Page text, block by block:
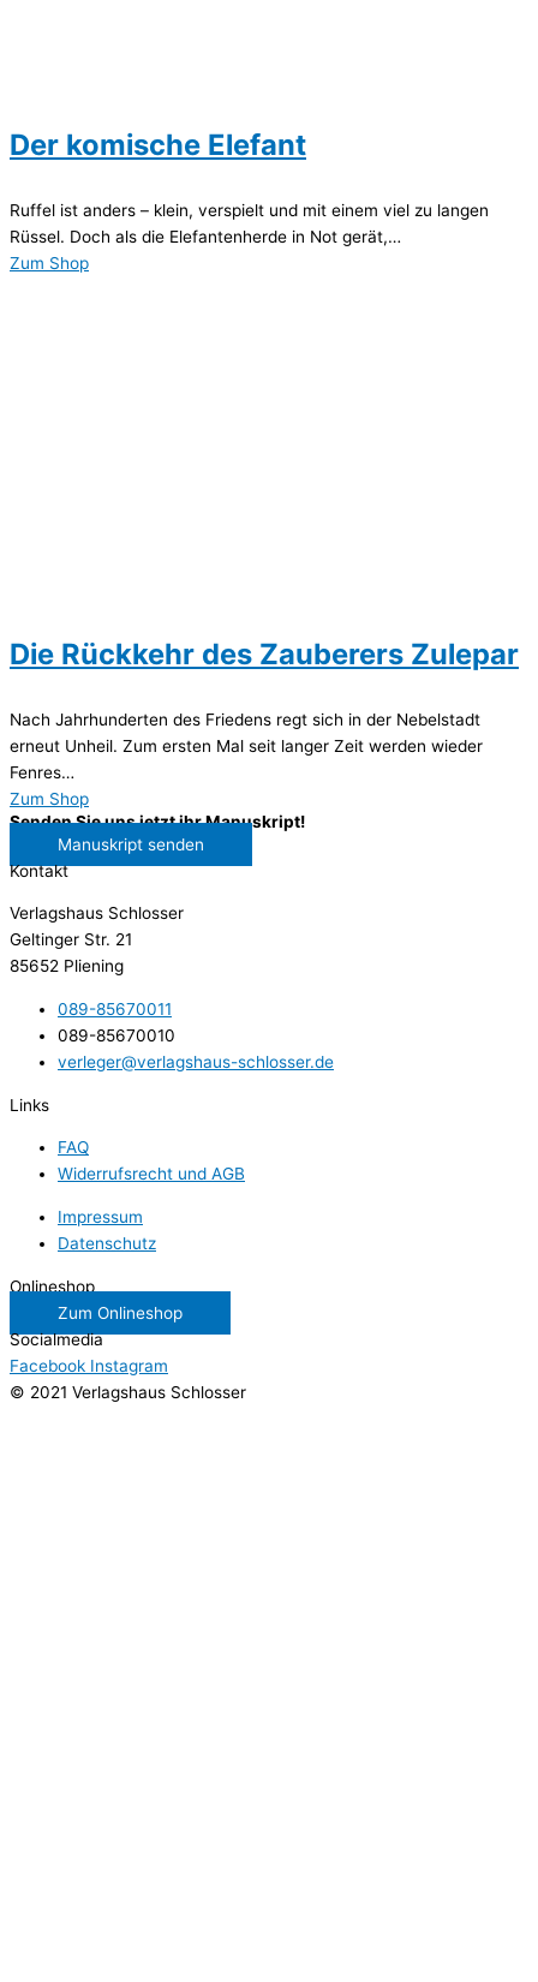
Der komische Elefant
Ruffel ist anders – klein, verspielt und mit einem viel zu langen
Rüssel. Doch als die Elefantenherde in Not gerät,…
Zum Shop
Die Rückkehr des Zauberers Zulepar
Nach Jahrhunderten des Friedens regt sich in der Nebelstadt
erneut Unheil. Zum ersten Mal seit langer Zeit werden wieder
Fenres…
Zum Shop
Senden Sie uns jetzt ihr Manuskript!
Manuskript senden
Kontakt
Verlagshaus Schlosser
Geltinger Str. 21
85652 Pliening
089-85670011
089-85670010
verleger@verlagshaus-schlosser.de
Links
FAQ
Widerrufsrecht und AGB
Impressum
Datenschutz
Onlineshop
Zum Onlineshop
Socialmedia
Facebook Instagram
© 2021 Verlagshaus Schlosser